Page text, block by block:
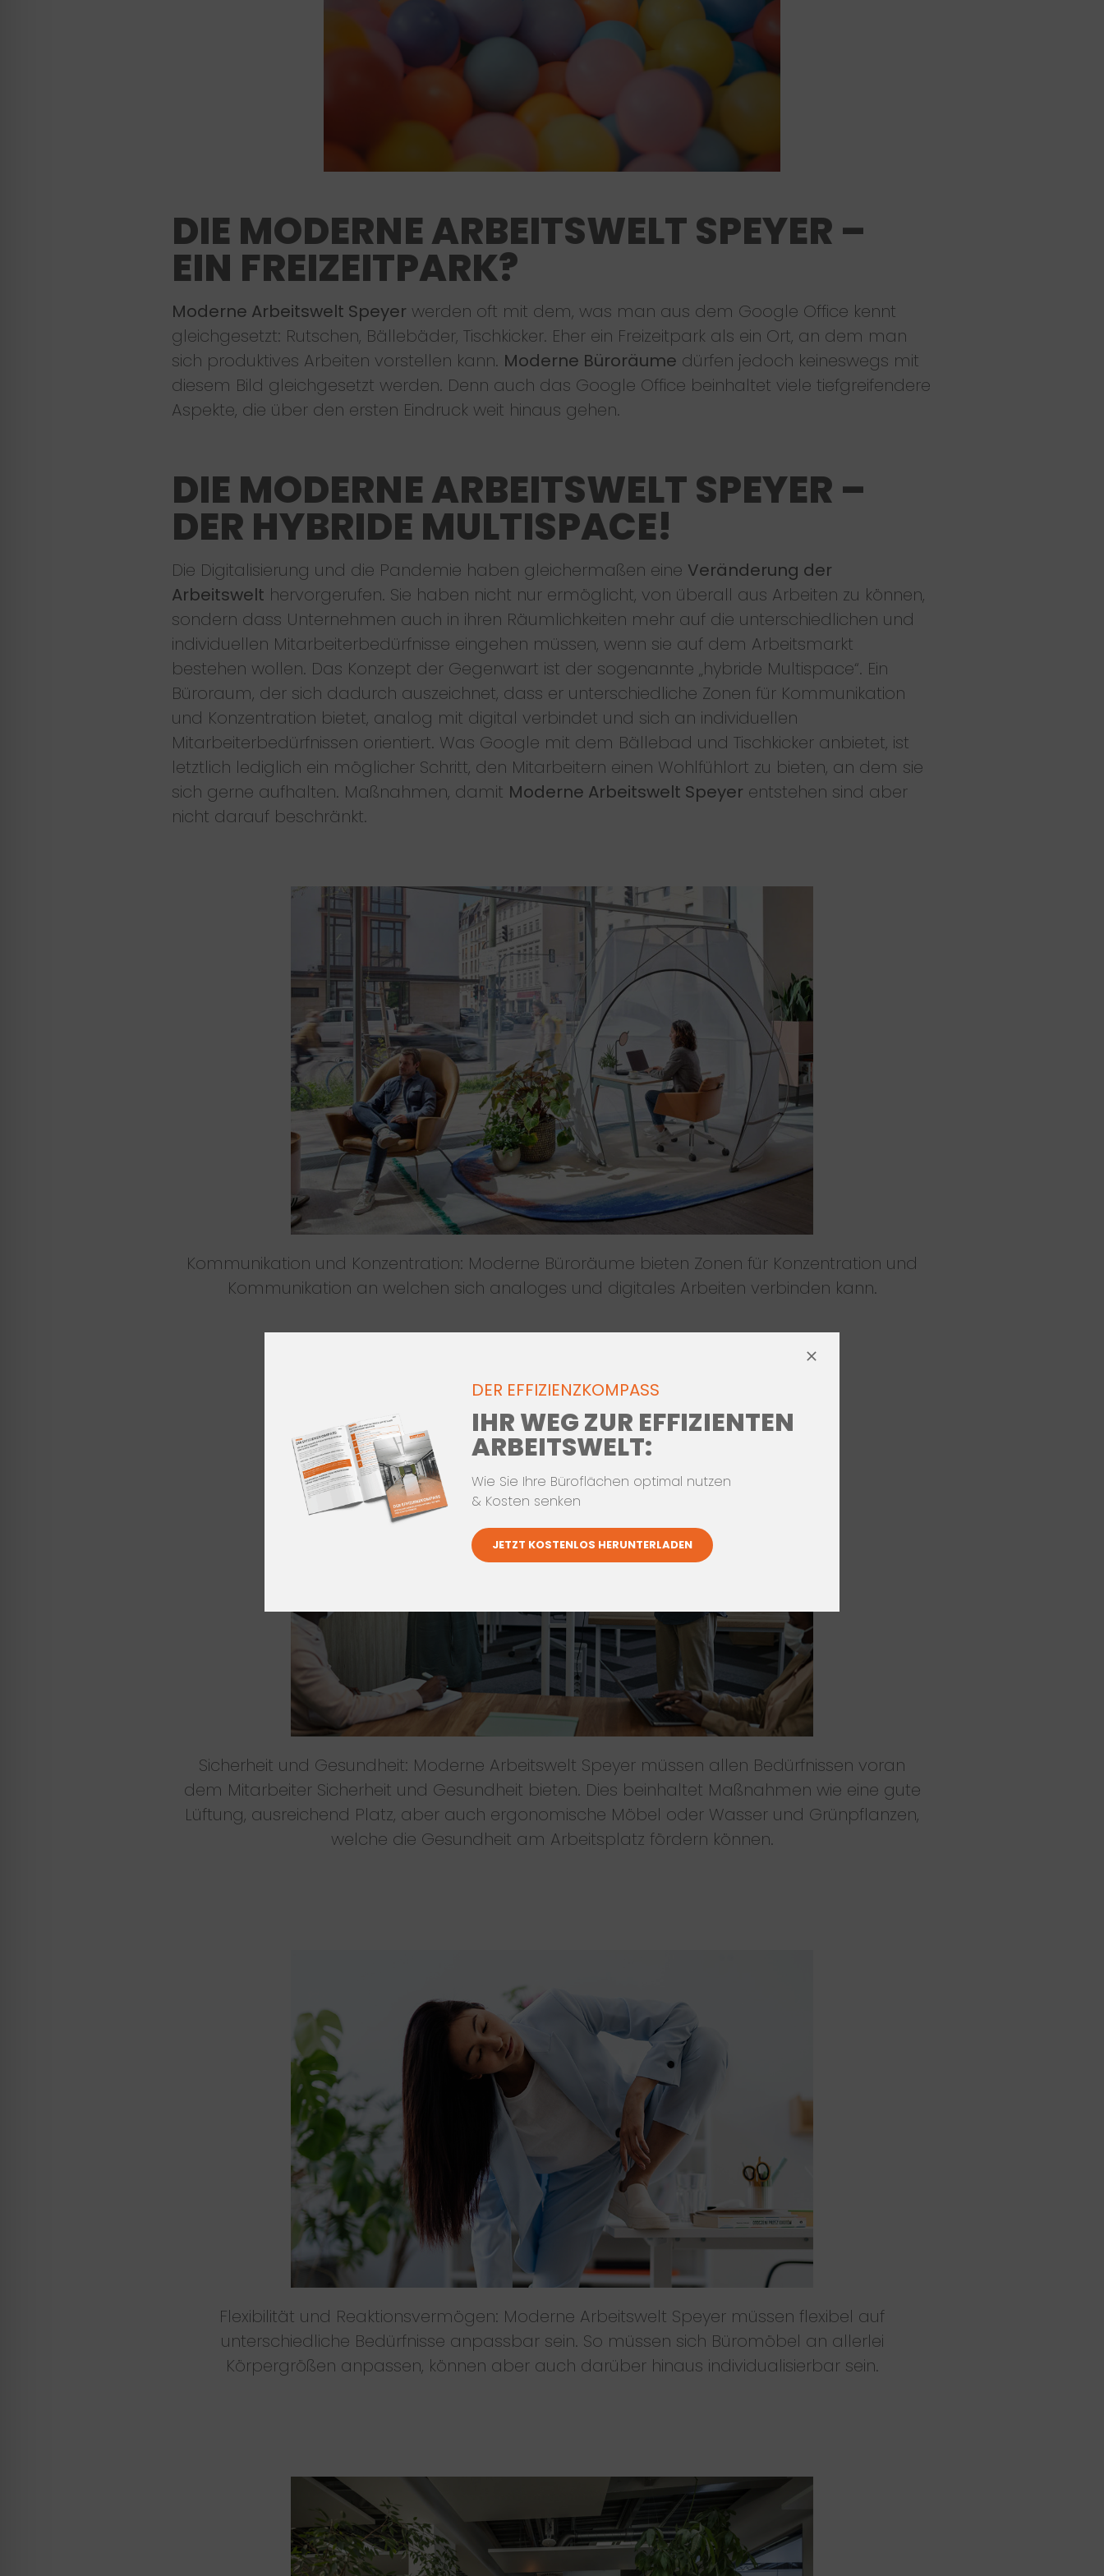
DIE MODERNE ARBEITSWELT SPEYER –
EIN FREIZEITPARK?
Moderne Arbeitswelt Speyer werden oft mit dem, was man aus dem Google Office kennt
gleichgesetzt: Rutschen, Bällebäder, Tischkicker. Eher ein Freizeitpark als ein Ort, an dem man
sich produktives Arbeiten vorstellen kann. Moderne Büroräume dürfen jedoch keineswegs mit
diesem Bild gleichgesetzt werden. Denn auch das Google Office beinhaltet viele tiefgreifendere
Aspekte, die über den ersten Eindruck weit hinaus gehen.
DIE MODERNE ARBEITSWELT SPEYER –
DER HYBRIDE MULTISPACE!
Die Digitalisierung und die Pandemie haben gleichermaßen eine Veränderung der
Arbeitswelt hervorgerufen. Sie haben nicht nur ermöglicht, von überall aus Arbeiten zu können,
sondern dass Unternehmen auch in ihren Räumlichkeiten mehr auf die unterschiedlichen und
individuellen Mitarbeiterbedürfnisse eingehen müssen, wenn sie auf dem Arbeitsmarkt
bestehen wollen. Das Konzept der Gegenwart ist der sogenannte „hybride Multispace“. Ein
Büroraum, der sich dadurch auszeichnet, dass er unterschiedliche Zonen für Kommunikation
und Konzentration bietet, analog mit digital verbindet und sich an individuellen
Mitarbeiterbedürfnissen orientiert. Was Google mit dem Bällebad und Tischkicker anbietet, ist
letztlich lediglich ein möglicher Schritt, den Mitarbeitern einen Wohlfühlort zu bieten, an dem sie
sich gerne aufhalten. Maßnahmen, damit Moderne Arbeitswelt Speyer entstehen sind aber
nicht darauf beschränkt.
Kommunikation und Konzentration: Moderne Büroräume bieten Zonen für Konzentration und
Kommunikation an welchen sich analoges und digitales Arbeiten verbinden kann.
Sicherheit und Gesundheit: Moderne Arbeitswelt Speyer müssen allen Bedürfnissen voran
dem Mitarbeiter Sicherheit und Gesundheit bieten. Dies beinhaltet Maßnahmen wie eine gute
Lüftung, ausreichend Platz, aber auch ergonomische Möbel oder Wasser und Grünpflanzen,
welche die Gesundheit am Arbeitsplatz fördern können.
Flexibilität und Reaktionsvermögen: Moderne Arbeitswelt Speyer müssen flexibel auf
unterschiedliche Bedürfnisse anpassbar sein. So müssen sich Büromöbel an allerlei
Körpergrößen anpassen, können aber auch darüber hinaus individualisierbar sein.
DER EFFIZIENZKOMPASS
IHR WEG ZUR EFFIZIENTEN
ARBEITSWELT:
Wie Sie Ihre Büroflächen optimal nutzen
& Kosten senken
JETZT KOSTENLOS HERUNTERLADEN